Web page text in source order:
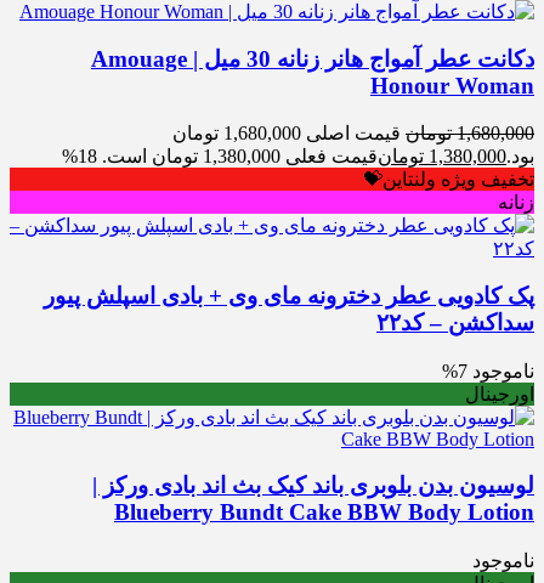
دکانت عطر آمواج هانر زنانه 30 میل | Amouage
Honour Woman
1,680,000 تومان
قیمت اصلی 1,680,000 تومان
بود.1,380,000 تومانقیمت فعلی 1,380,000 تومان است.
18%
تخفیف ویژه ولنتاین💝
زنانه
پک کادویی عطر دخترونه مای وی + بادی اسپلش پیور
سداکشن – کد۲۲
ناموجود 7%
اورجینال
لوسیون بدن بلوبری باند کیک بث اند بادی ورکز |
Blueberry Bundt Cake BBW Body Lotion
ناموجود